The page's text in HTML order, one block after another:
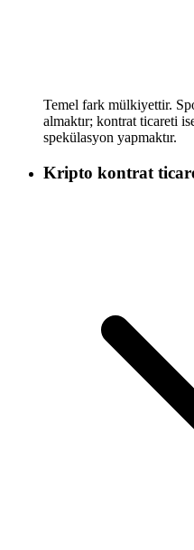
Temel fark mülkiyettir.
almaktır; kontrat ticareti
spekülasyon yapmaktır.
Kripto kontrat